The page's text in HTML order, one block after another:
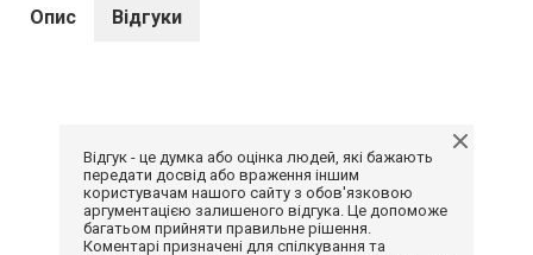
Опис Відгуки
Відгук - це думка або оцінка людей, які бажають
передати досвід або враження іншим
користувачам нашого сайту з обов'язковою
аргументацією залишеного відгука. Це допоможе
багатьом прийняти правильне рішення.
Коментарі призначені для спілкування та